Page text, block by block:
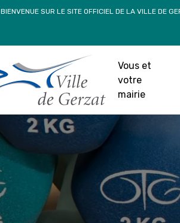
BIENVENUE SUR LE SITE OFFICIEL DE LA VILLE DE
Vous et
votre
mairie